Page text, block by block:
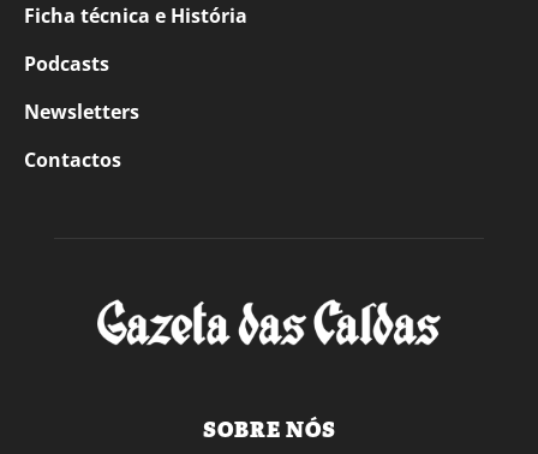
Ficha técnica e História
Podcasts
Newsletters
Contactos
SOBRE NÓS